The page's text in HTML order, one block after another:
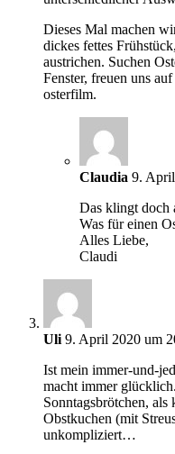
Dieses Mal machen
dickes fettes
austrichen. Suchen
Fenster, freuen uns
osterfilm.
Claudia 9.
Das klingt doch
Was für einen
Alles Liebe,
Claudi
Uli 9. April 2020 um
Ist mein immer-und-
macht immer
Sonntagsbrötchen,
Obstkuchen (mit
unkompliziert…